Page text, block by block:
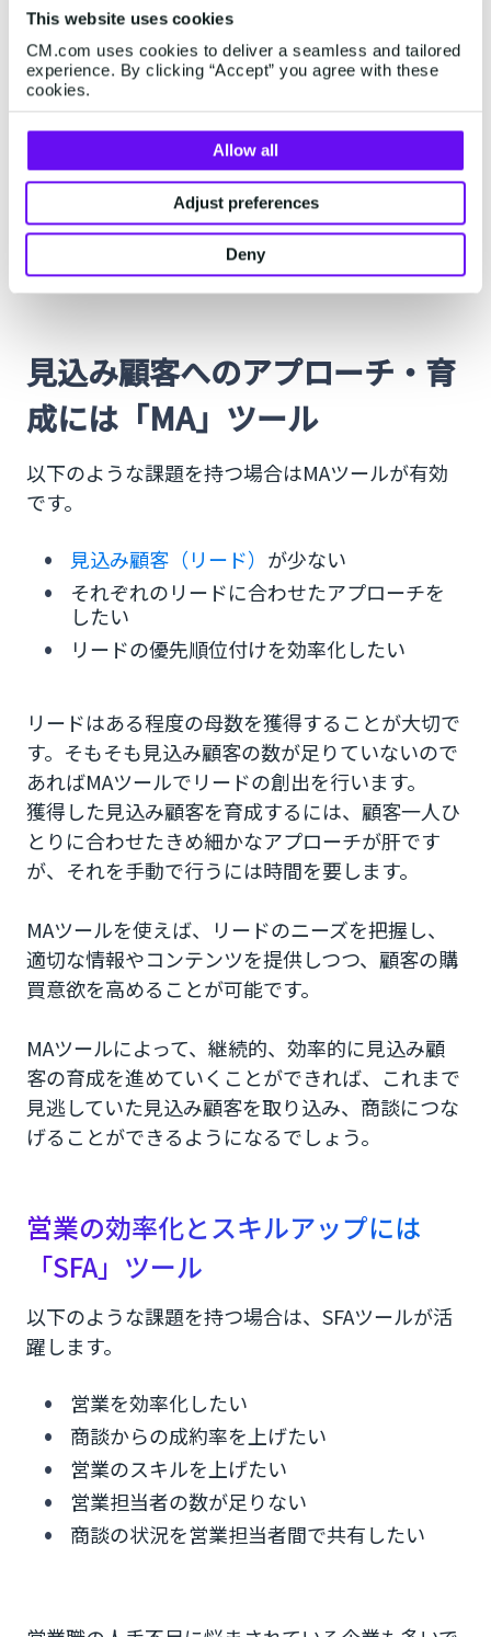
This website uses cookies
CM.com uses cookies to deliver a seamless and tailored
experience. By clicking “Accept” you agree with these
cookies.
Allow all
Adjust preferences
Deny
SFA、MAとの連携機能
課題別：各ツールの効果的な使
い方
課題別でのMA・SFA・CRMの使い方を確認してい
きましょう。
見込み顧客へのアプローチ・育
成には「MA」ツール
以下のような課題を持つ場合はMAツールが有効
です。
見込み顧客（リード） が少ない
それぞれのリードに合わせたアプローチを
したい
リードの優先順位付けを効率化したい
リードはある程度の母数を獲得することが大切で
す。そもそも見込み顧客の数が足りていないので
あればMAツールでリードの創出を行います。
獲得した見込み顧客を育成するには、顧客一人ひ
とりに合わせたきめ細かなアプローチが肝です
が、それを手動で行うには時間を要します。
MAツールを使えば、リードのニーズを把握し、
適切な情報やコンテンツを提供しつつ、顧客の購
買意欲を高めることが可能です。
MAツールによって、継続的、効率的に見込み顧
客の育成を進めていくことができれば、これまで
見逃していた見込み顧客を取り込み、商談につな
げることができるようになるでしょう。
営業の効率化とスキルアップには
「SFA」ツール
以下のような課題を持つ場合は、SFAツールが活
躍します。
営業を効率化したい
商談からの成約率を上げたい
営業のスキルを上げたい
営業担当者の数が足りない
商談の状況を営業担当者間で共有したい